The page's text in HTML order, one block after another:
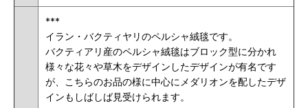
***
イラン・バクティヤリのペルシャ絨毯です。
バクティアリ産のペルシャ絨毯はブロック型に分かれ
様々な花々や草木をデザインしたデザインが有名です
が、こちらのお品の様に中心にメダリオンを配したデザ
インもしばしば見受けられます。